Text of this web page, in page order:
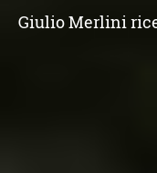
Giulio Merlini